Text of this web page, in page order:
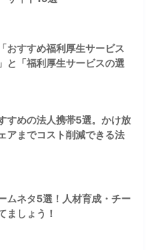
おすすめ福利厚生サービス
と「福利厚生サービスの選
すめの法人携帯5選。かけ放
アまでコスト削減できる法
ムネタ5選！人材育成・チー
ましょう！